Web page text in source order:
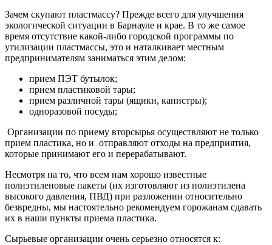
Зачем скупают пластмассу? Прежде всего для улучшения
экологической ситуации в Барнауле и крае. В то же самое
время отсутствие какой-либо городской программы по
утилизации пластмассы, это и наталкивает местным
предпринимателям заниматься этим делом:
прием ПЭТ бутылок;
прием пластиковой тары;
прием различной тары (ящики, канистры);
одноразовой посуды;
Организации по приему вторсырья осуществляют не только
прием пластика, но и отправляют отходы на предприятия,
которые принимают его и перерабатывают.
Несмотря на то, что всем нам хорошо известные
полиэтиленовые пакеты (их изготовляют из полиэтилена
высокого давления, ПВД) при разложении относительно
безвредны, мы настоятельно рекомендуем горожанам сдавать
их в наши пункты приема пластика.
Сырьевые организации очень серьезно относятся к: